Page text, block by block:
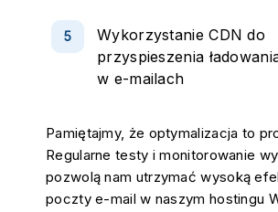
Wykorzystanie CDN do
przyspieszenia
w e-mailach
Pamiętajmy, że optymalizacja to
Regularne testy i monitorowanie
pozwolą nam utrzymać wysoką
poczty e-mail w naszym hostingu